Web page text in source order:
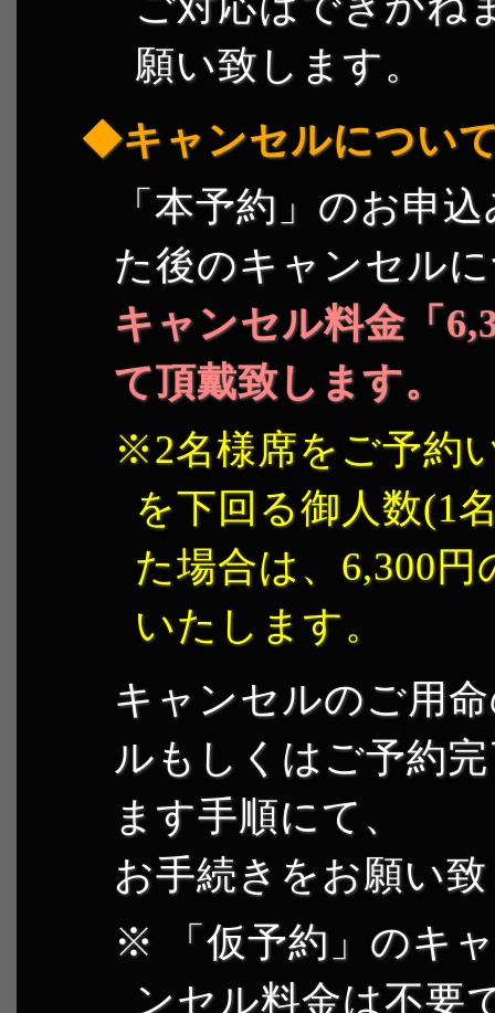
願い致します。
キャンセルについ
「本予約」のお申
た後のキャンセル
キャンセル料金「
て頂戴致します。
2名様席をご予約
を下回る御人数(1
た場合は、6,300
いたします。
キャンセルのご用
ルもしくはご予約
ます手順にて、
お手続きをお願い
「仮予約」のキ
ンセル料金は不要